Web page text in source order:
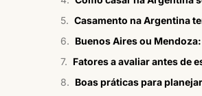
Casamento na Argentina
Buenos Aires ou
Fatores a avaliar antes de
Boas práticas para